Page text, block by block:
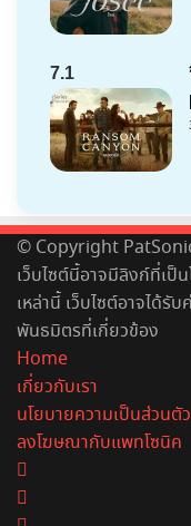
7.1
© Copyright
เว็บไซต์นี้อาจมีลิงก์ที่เ
เหล่านี้ เว็บไซต์อาจได้
พันธมิตรที่เกี่ยวข้อง
Home
เกี่ยวกับเรา
นโยบายความเป็นส่วนตัว
ลงโฆษณากับแพทโซนิค